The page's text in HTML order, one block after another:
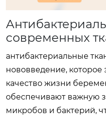
современных
антибактериальные
нововведение, которое
качество жизни
обеспечивают важную
микробов и бактерий,